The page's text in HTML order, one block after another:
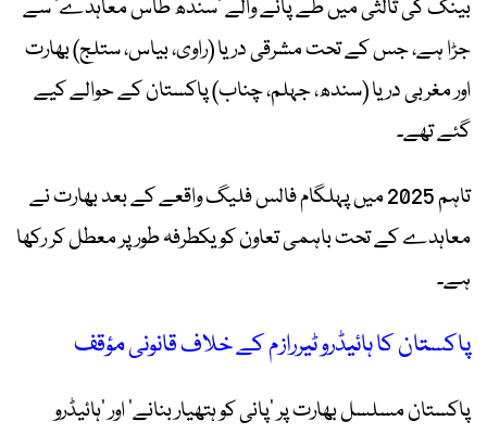
بینک کی ثالثی میں طے پانے والے ‘سندھ طاس معاہدے’ سے
جڑا ہے، جس کے تحت مشرقی دریا (راوی، بیاس، ستلج) بھارت
اور مغربی دریا (سندھ، جہلم، چناب) پاکستان کے حوالے کیے
گئے تھے۔
تاہم 2025 میں پہلگام فالس فلیگ واقعے کے بعد بھارت نے
معاہدے کے تحت باہمی تعاون کو یکطرفہ طور پر معطل کر رکھا
ہے۔
پاکستان کا ہائیڈرو ٹیررازم کے خلاف قانونی مؤقف
پاکستان مسلسل بھارت پر ’پانی کو ہتھیار بنانے‘ اور ’ہائیڈرو